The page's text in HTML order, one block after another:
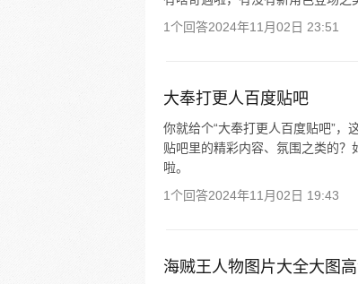
1个回答2024年11月02日 23:51
大奉打更人百度贴吧
你就给个“大奉打更人百度贴吧”
贴吧里的精彩内容、氛围之类的
啦。
1个回答2024年11月02日 19:43
海贼王人物图片大全大图